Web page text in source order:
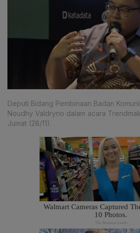
Deputi Bidang Pembinaan Badan
Noudhy Valdryno dalam acara
Jumat (28/11).